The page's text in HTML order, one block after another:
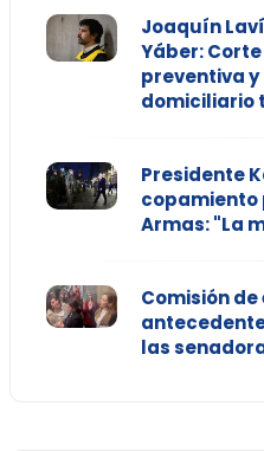
Joaquín
Yáber:
preventiva
domiciliario
Presidente
copamiento
Armas: "La
Comisión
las